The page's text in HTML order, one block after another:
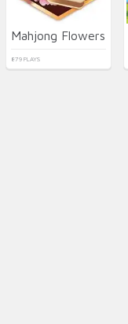
Mahjong Flowers
879 PLAYS